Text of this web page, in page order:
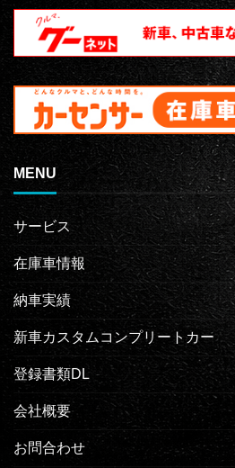
MENU
サービス
在庫車情報
納車実績
新車カスタムコンプリートカー
登録書類DL
会社概要
お問合わせ